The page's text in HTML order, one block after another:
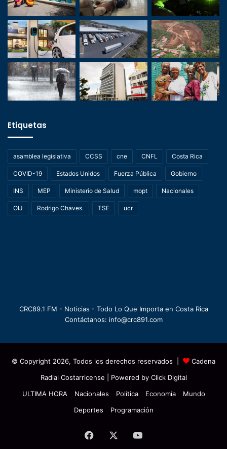
Etiquetas
asamblea legislativa CCSS cne CNFL Costa Rica
COVID-19 Estados Unidos Fuerza Pública Gobierno
INS MEP Ministerio de Salud mopt Nacionales
OIJ Rodrigo Chaves. TSE ucr
CRC89.1 FM - Noticias - Todo Lo Que Importa en Costa Rica
Contáctanos: info@crc891.com
© Copyright 2026, Todos los derechos reservados |
Cadena
Radial Costarricense | Powered by Click Digital
ULTIMA HORA
Nacionales Política Economía
Mundo
Deportes
Programación
Facebook